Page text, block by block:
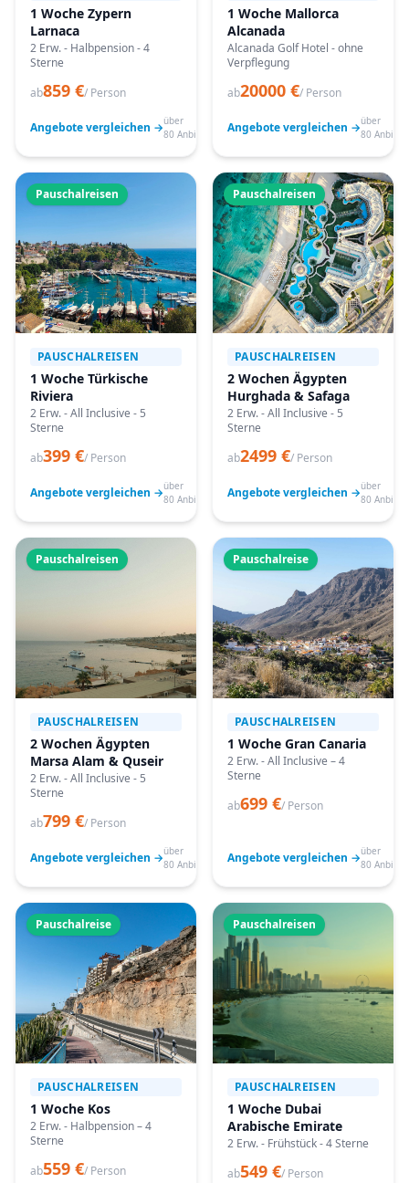
1 Woche Zypern
Larnaca
2 Erw. - Halbpension - 4
Sterne
ab859 €/ Person
Angebote vergleichen →über
80 Anbieter
1 Woche Mallorca
Alcanada
Alcanada Golf Hotel - ohne
Verpflegung
ab20000 €/ Person
Angebote vergleichen →über
80
Pauschalreisen
PAUSCHALREISEN
1 Woche Türkische
Riviera
2 Erw. - All Inclusive - 5
Sterne
ab399 €/ Person
Angebote vergleichen →über
80 Anbieter
Pauschalreisen
PAUSCHALREISEN
2 Wochen Ägypten
Hurghada & Safaga
2 Erw. - All Inclusive - 5
Sterne
ab2499 €/ Person
Angebote vergleichen →über
80
Pauschalreisen
PAUSCHALREISEN
2 Wochen Ägypten
Marsa Alam & Quseir
2 Erw. - All Inclusive - 5
Sterne
ab799 €/ Person
Angebote vergleichen →über
80 Anbieter
Pauschalreise
PAUSCHALREISEN
1 Woche Gran Canaria
2 Erw. - All Inclusive – 4
Sterne
ab699 €/ Person
Angebote vergleichen →über
80
Pauschalreise
PAUSCHALREISEN
1 Woche Kos
2 Erw. - Halbpension – 4
Sterne
ab559 €/ Person
Pauschalreisen
PAUSCHALREISEN
1 Woche Dubai
Arabische Emirate
2 Erw. - Frühstück - 4 Sterne
ab549 €/ Person